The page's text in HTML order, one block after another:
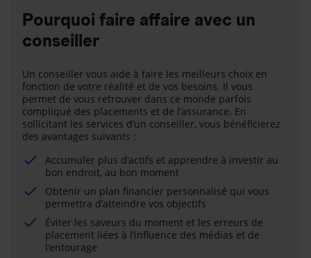
Pourquoi faire affaire avec un
conseiller
Un conseiller vous aide à faire les meilleurs choix en
fonction de votre réalité et de vos besoins. Il vous
permet de vous retrouver dans ce monde parfois
compliqué des placements et de l’assurance. En
sollicitant les services d’un conseiller, vous bénéficierez
des avantages suivants :
Accumuler plus d’actifs et apprendre à investir au
bon endroit, au bon moment
Obtenir un plan financier personnalisé qui vous
permettra d’atteindre vos objectifs
Éviter les saveurs du moment et les erreurs de
placement liées à l’influence des médias et de
l’entourage